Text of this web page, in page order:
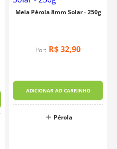
Meia Pérola 8mm Solar - 250g
Por: R$32,90
ADICIONAR AO CARRINHO
Pérola